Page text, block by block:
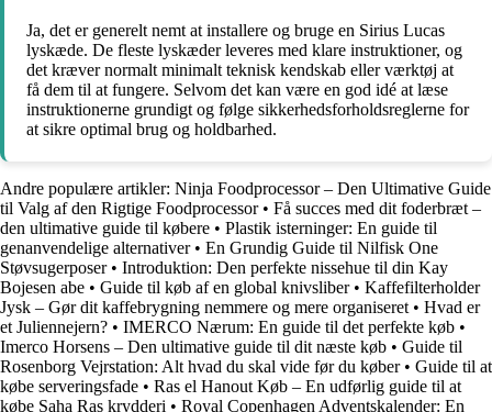
Ja, det er generelt nemt at installere og bruge en Sirius Lucas
lyskæde. De fleste lyskæder leveres med klare instruktioner, og
det kræver normalt minimalt teknisk kendskab eller værktøj at
få dem til at fungere. Selvom det kan være en god idé at læse
instruktionerne grundigt og følge sikkerhedsforholdsreglerne for
at sikre optimal brug og holdbarhed.
Andre populære artikler: Ninja Foodprocessor – Den Ultimative Guide
til Valg af den Rigtige Foodprocessor• Få succes med dit foderbræt –
den ultimative guide til købere • Plastik isterninger: En guide til
genanvendelige alternativer• En Grundig Guide til Nilfisk One
Støvsugerposer• Introduktion: Den perfekte nissehue til din Kay
Bojesen abe • Guide til køb af en global knivsliber• Kaffefilterholder
Jysk – Gør dit kaffebrygning nemmere og mere organiseret • Hvad er
et Juliennejern? • IMERCO Nærum: En guide til det perfekte køb •
Imerco Horsens – Den ultimative guide til dit næste køb • Guide til
Rosenborg Vejrstation: Alt hvad du skal vide før du køber• Guide til at
købe serveringsfade • Ras el Hanout Køb – En udførlig guide til at
købe Saha Ras krydderi • Royal Copenhagen Adventskalender: En